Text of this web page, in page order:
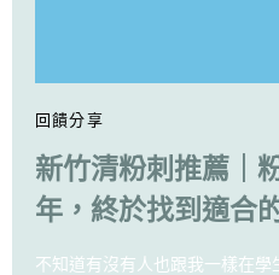
回饋分享
新竹清粉刺推薦｜
年，終於找到適合
不知道有沒有人也跟我一樣在